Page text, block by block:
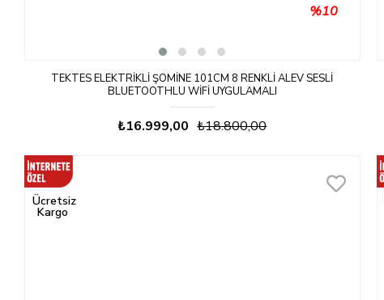
TEKTES ELEKTRIKLI ŞÖMINE 101CM 8 RENKLI ALEV SESLI
BLUETOOTHLU WIFI UYGULAMALI
₺16.999,00 ₺18.800,00
%10
Ücretsiz
Kargo